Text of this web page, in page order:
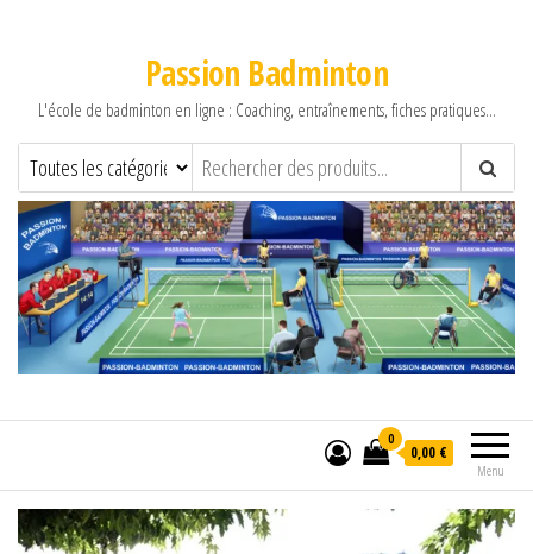
Passion Badminton
L'école de badminton en ligne : Coaching, entraînements, fiches pratiques…
Menu
0
0,00 €